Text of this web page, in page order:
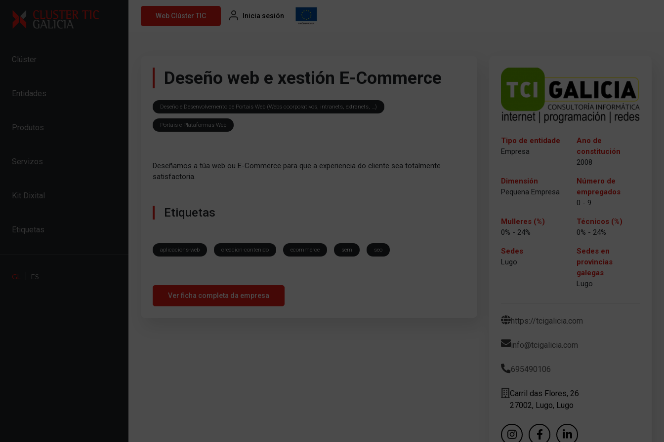
Skip to content
Clúster
Entidades
Produtos
Servizos
Kit Dixital
Etiquetas
GL ES
Web Clúster TIC Inicia sesión
Deseño web e xestión E-Commerce
Deseño e Desenvolvemento de Portais Web (Webs coorporativos, intranets, extranets, …)
Portais e Plataformas Web
Deseñamos a túa web ou E-Commerce para que a experiencia do cliente sea totalmente
satisfactoria.
Etiquetas
aplicacions-web creacion-contenido ecommerce sem seo
Ver ficha completa da empresa
Tipo de entidade
Empresa
Ano de
constitución
2008
Dimensión
Pequena Empresa
Número de
empregados
0 - 9
Mulleres (%)
0% - 24%
Técnicos (%)
0% - 24%
Sedes
Lugo
Sedes en
provincias
galegas
Lugo
https://tcigalicia.com
info@tcigalicia.com
695490106
Carril das Flores, 26
27002, Lugo, Lugo